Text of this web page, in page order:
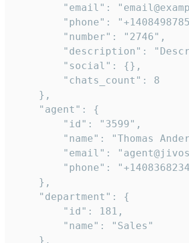
"email":
"phone":
        "number": "2746",
"description":
        "social": {},
        "chats_count": 8
    },
    "agent": {
        "id": "3599",
"name": "Thomas
"email":
"phone":
    },
    "department": {
        "id": 181,
        "name": "Sales"
    },